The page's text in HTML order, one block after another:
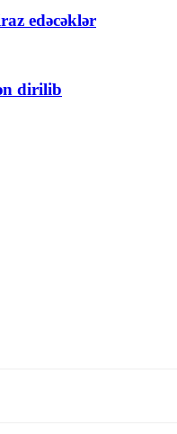
edəcəklər
dirilib